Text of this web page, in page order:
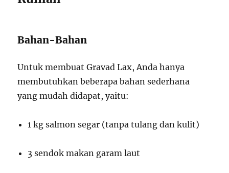
Bahan-Bahan
Untuk membuat Gravad Lax, Anda hanya
membutuhkan beberapa bahan sederhana
yang mudah didapat, yaitu:
1 kg salmon segar (tanpa tulang dan kulit)
3 sendok makan garam laut